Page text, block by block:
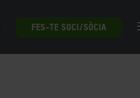
FES-TE SOCI/SÒCIA